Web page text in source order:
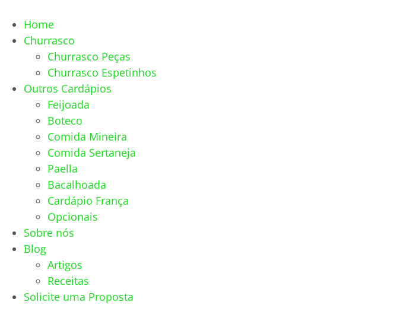
Home
Churrasco
Churrasco Peças
Churrasco Espetinhos
Outros Cardápios
Feijoada
Boteco
Comida Mineira
Comida Sertaneja
Paella
Bacalhoada
Cardápio França
Opcionais
Sobre nós
Blog
Artigos
Receitas
Solicite uma Proposta